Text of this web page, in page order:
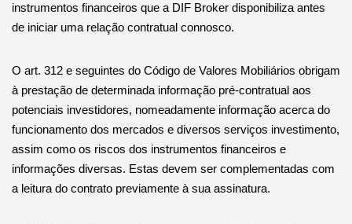
instrumentos financeiros que a DIF Broker disponibiliza antes
de iniciar uma relação contratual connosco.
O art. 312 e seguintes do Código de Valores Mobiliários obrigam
à prestação de determinada informação pré-contratual aos
potenciais investidores, nomeadamente informação acerca do
funcionamento dos mercados e diversos serviços investimento,
assim como os riscos dos instrumentos financeiros e
informações diversas. Estas devem ser complementadas com
a leitura do contrato previamente à sua assinatura.